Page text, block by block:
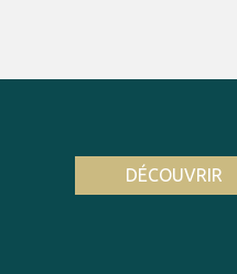
DÉCOUVRIR